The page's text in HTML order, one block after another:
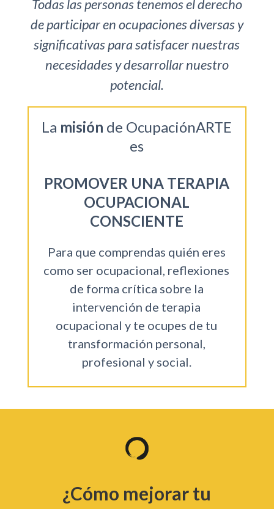
Todas las personas tenemos el derecho
de participar en ocupaciones diversas y
significativas para satisfacer nuestras
necesidades y desarrollar nuestro
potencial.
La misión de OcupaciónARTE
es
PROMOVER UNA TERAPIA
OCUPACIONAL
CONSCIENTE
Para que comprendas quién eres
como ser ocupacional, reflexiones
de forma crítica sobre la
intervención de terapia
ocupacional y te ocupes de tu
transformación personal,
profesional y social.
¿Cómo mejorar tu